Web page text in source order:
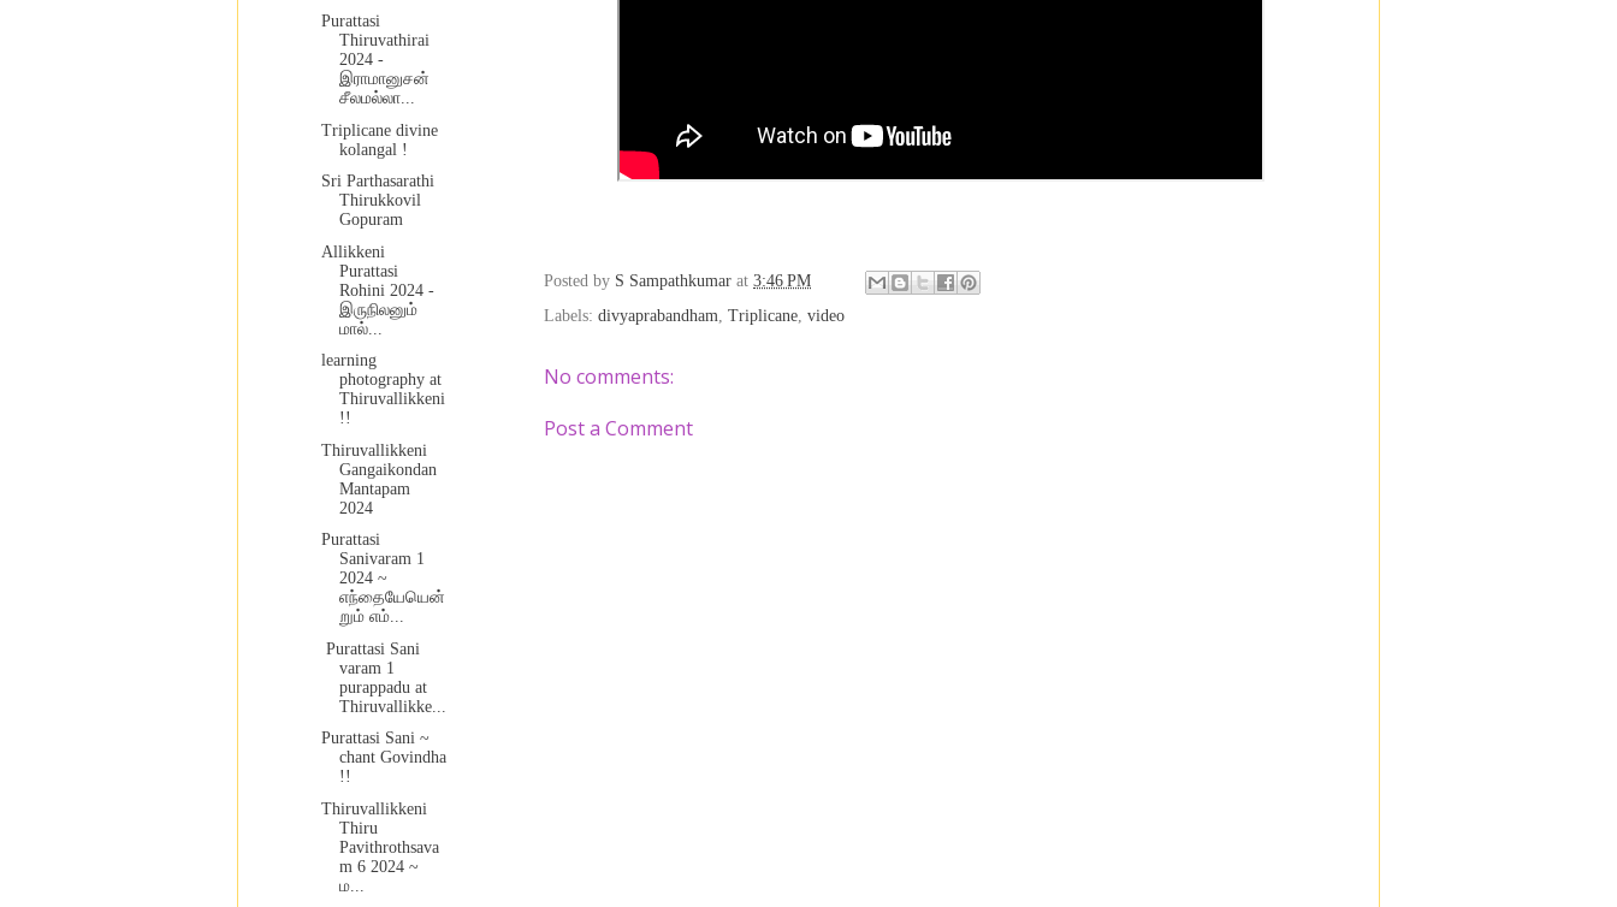
Posted by S Sampathkumar at 3:46 PM
Labels: divyaprabandham, Triplicane, video
No comments:
Post a Comment
Purattasi
Thiruvathirai
2024 -
இராமானுசன்
சீலமல்லா...
Triplicane divine
kolangal !
Sri Parthasarathi
Thirukkovil
Gopuram
Allikkeni
Purattasi
Rohini 2024 -
இருநிலனும்
மால்...
learning
photography at
Thiruvallikkeni
!!
Thiruvallikkeni
Gangaikondan
Mantapam
2024
Purattasi
Sanivaram 1
2024 ~
எந்தையேயென்
றும் எம்...
Purattasi Sani
varam 1
purappadu at
Thiruvallikke...
Purattasi Sani ~
chant Govindha
!!
Thiruvallikkeni
Thiru
Pavithrothsava
m 6 2024 ~
ம...